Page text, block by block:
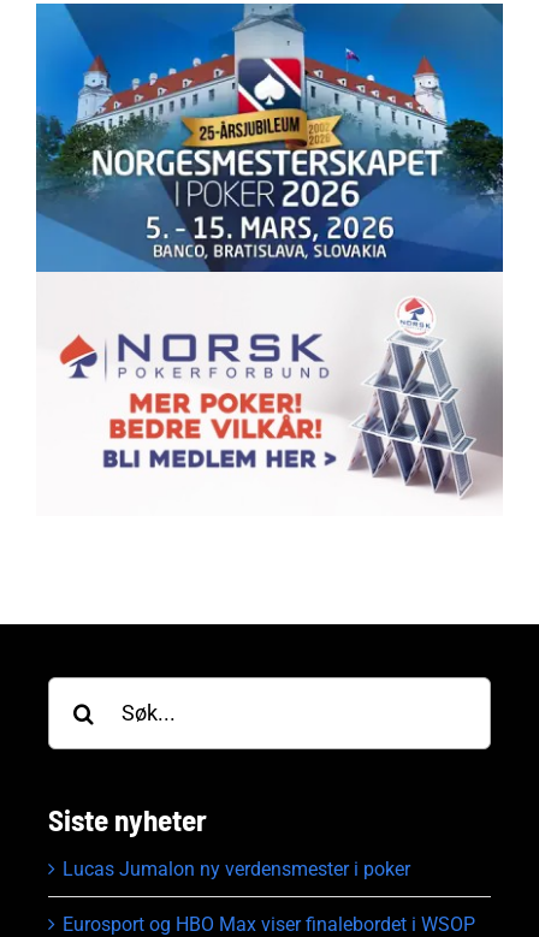
Søk
etter:
Siste nyheter
Lucas Jumalon ny verdensmester i poker
Eurosport og HBO Max viser finalebordet i WSOP